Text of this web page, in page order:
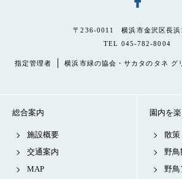
〒236-0011 横浜市金沢区長
TEL 045-782-8004
指定管理者 横浜市緑の協会・サカタのタネ グ
総合案内
施設概要
交通案内
MAP
園内を
散策
野鳥
野鳥